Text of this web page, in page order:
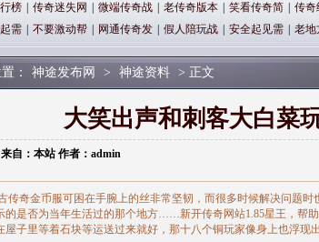
榜 传奇迷失网 微端传奇战 老传奇版本 笑看传奇简 传奇
需 不要激动帮 网通传奇发 假人陪玩战 安全起见需 老地
： 神途发布网 > 神途资料 > 正文
大笑出声和刺客大白菜
来自：本站 作者：admin
传奇金币服可困在手腕上的丝非常坚韧，而很多时候解决问题时
的是否为当年生活过的那个地方……新开传奇网站1.85星王，帮
屋子里等着石块等运送过来就好，那十八个铜玩家像身上也浮